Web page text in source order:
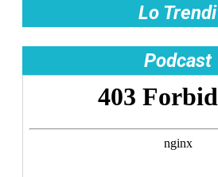
Lo Trendi
Podcast